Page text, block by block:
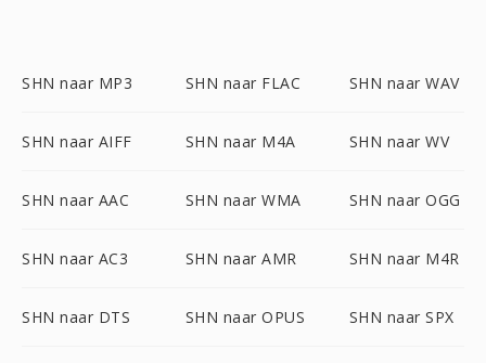
SHN naar MP3 SHN naar FLAC SHN naar WAV
SHN naar AIFF SHN naar M4A SHN naar WV
SHN naar AAC SHN naar WMA SHN naar OGG
SHN naar AC3 SHN naar AMR SHN naar M4R
SHN naar DTS SHN naar OPUS SHN naar SPX